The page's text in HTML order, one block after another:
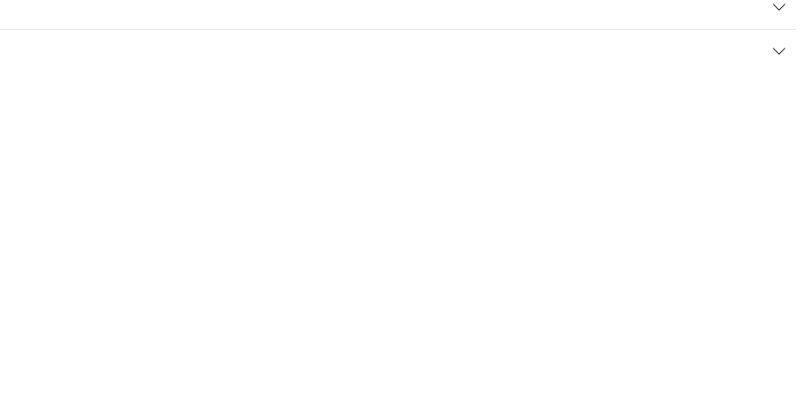
mooi en hoef je minder vaak schoon te maken. Dat
droog op. Zo blijven de kleuren langer mooi en